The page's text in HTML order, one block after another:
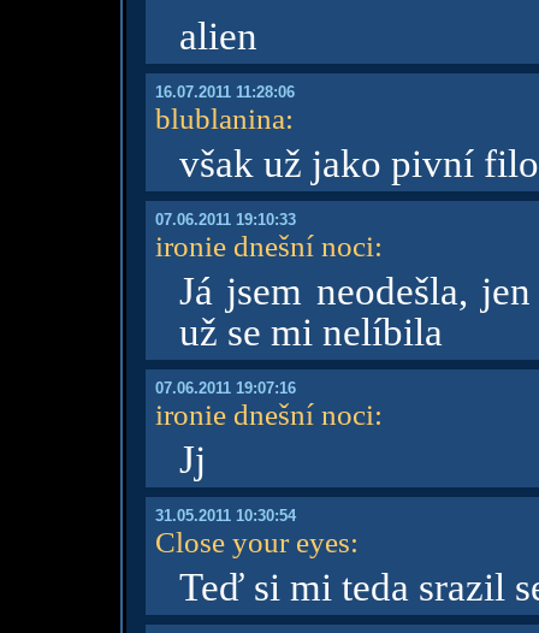
alien
16.07.2011 11:28:06
blublanina:
však už jako pivní
07.06.2011 19:10:33
ironie dnešní noci:
Já jsem neodešla,
už se mi nelíbila
07.06.2011 19:07:16
ironie dnešní noci:
Jj
31.05.2011 10:30:54
Close your eyes:
Teď si mi teda srazil